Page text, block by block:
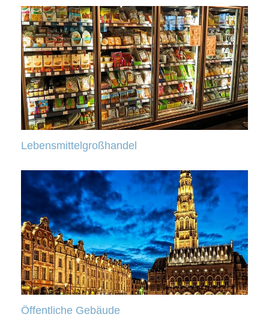
Lebensmittelgroßhandel
Öffentliche Gebäude